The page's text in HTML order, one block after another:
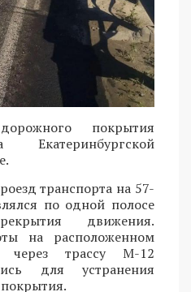
покрытия
транспорта на 57-
по одной полосе
движения.
на расположенном
через трассу М-12
для устранения